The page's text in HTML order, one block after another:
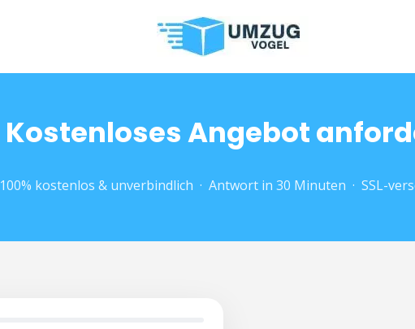
Kostenloses Angebot
100% kostenlos & unverbindlich · Antwort in 30 Minuten · SSL-